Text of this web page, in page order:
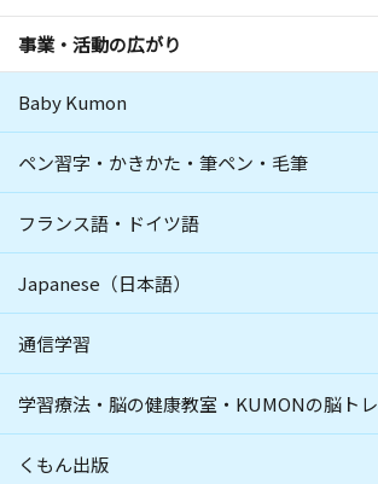
事業・活動の広がり
Baby Kumon
ペン習字・かきかた・筆ペン・毛筆
フランス語・ドイツ語
Japanese（日本語）
通信学習
学習療法・脳の健康教室・KUMONの脳トレ
くもん出版